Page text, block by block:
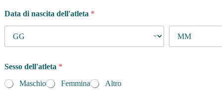
Data di nascita dell'atleta *
Sesso dell'atleta *
Maschio
Femmina Altro